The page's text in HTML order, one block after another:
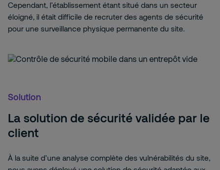
Cependant, l’établissement étant situé dans un secteur
éloigné, il était difficile de recruter des agents de sécurité
pour une surveillance physique permanente du site.
Solution
La solution de sécurité validée par le
client
À la suite d’une analyse complète des vulnérabilités du site,